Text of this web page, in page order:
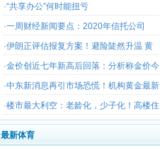
·“共享办公”何时能扭亏
·一周财经新闻要点：2020年信托公司
·伊朗正评估报复方案！避险陡然升温 黄
·金价创近七年新高后回落：分析称金价今
·中东新消息再引市场恐慌！机构黄金最新
·楼市最大利空：老龄化，少子化！高楼住
最新体育